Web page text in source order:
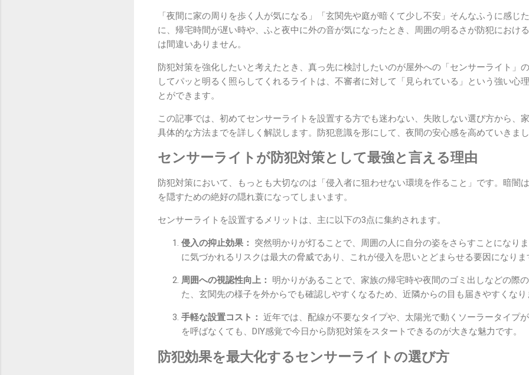
「夜間に家の周りを歩く人が気になる」「玄関先や庭が暗くて少し不安」そんなふうに感じ
に、帰宅時間が遅い時や、ふと夜中に外の音が気になったとき、周囲の明るさが防犯におけ
は間違いありません。
防犯対策を強化したいと考えたとき、真っ先に検討したいのが屋外への「センサーライト」
してパッと明るく照らしてくれるライトは、不審者に対して「見られている」という強い心
とができます。
この記事では、初めてセンサーライトを設置する方でも迷わない、失敗しない選び方から、
具体的な方法までを詳しく解説します。防犯意識を形にして、夜間の安心感を高めていきま
センサーライトが防犯対策として最強と言える理由
防犯対策において、もっとも大切なのは「侵入者に狙わせない環境を作ること」です。暗闇
を隠すための絶好の隠れ蓑になってしまいます。
センサーライトを設置するメリットは、主に以下の3点に集約されます。
侵入の抑止効果：
突然明かりが灯ることで、周囲の人に自分の姿をさらすことになり
に気づかれるリスクは最大の脅威であり、これが侵入を思いとどまらせる要因になりま
周囲への視認性向上：
明かりがあることで、家族の帰宅時や夜間のゴミ出しなどの際
た、玄関先の様子を外からでも確認しやすくなるため、近隣からの目も届きやすくなり
手軽な設置コスト： 近年では、配線が不要なタイプや、太陽光で動くソーラータイプ
を呼ばなくても、DIY感覚で今日から防犯対策をスタートできるのが大きな魅力です。
防犯効果を最大化するセンサーライトの選び方